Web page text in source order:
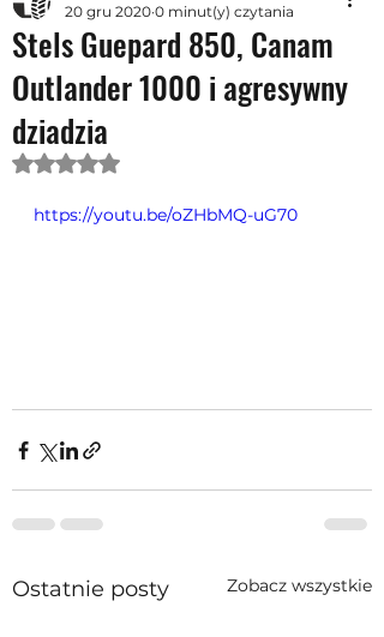
Stels Guepard 850, Canam
Outlander 1000 i agresywny
dziadzia
20 gru 2020 0 minut(y) czytania
Oceniono na NaN z 5 gwiazdek.
https://youtu.be/oZHbMQ-uG70
Ostatnie posty Zobacz wszystkie